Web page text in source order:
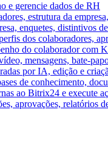
e gerencie dados de RH
estrutura da
enquetes, distintivos
dos colaboradores,
do colaborador com
mensagens, bate-
por IA, edição e
de conhecimento,
ao Bitrix24 e execute
aprovações, relatórios